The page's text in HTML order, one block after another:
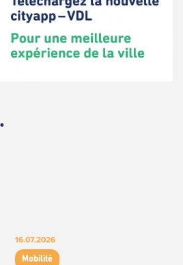
16.07.2026
Mobilité